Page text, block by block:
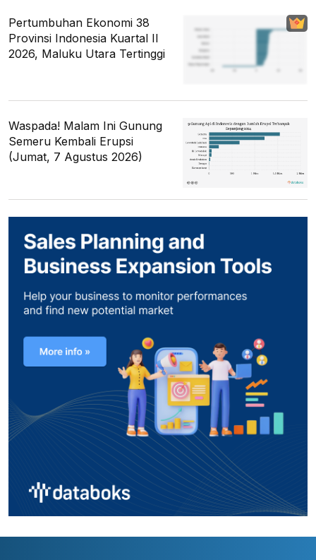
Pertumbuhan Ekonomi 38
Provinsi Indonesia Kuartal II
2026, Maluku Utara Tertinggi
Waspada! Malam Ini Gunung
Semeru Kembali Erupsi
(Jumat, 7 Agustus 2026)